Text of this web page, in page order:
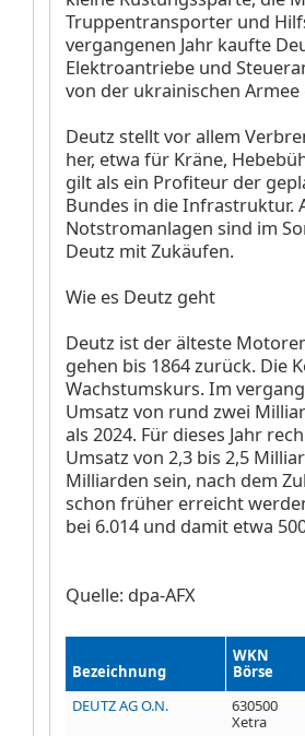
Truppentransporter und
vergangenen Jahr kaufte
Elektroantriebe und
von der ukrainischen
Deutz stellt vor allem
her, etwa für Kräne,
gilt als ein Profiteur der
Bundes in die Infrastruktur.
Notstromanlagen sind im
Deutz mit Zukäufen.
Wie es Deutz geht
Deutz ist der älteste
gehen bis 1864 zurück. Die
Wachstumskurs. Im
Umsatz von rund zwei
als 2024. Für dieses Jahr
Umsatz von 2,3 bis 2,5
Milliarden sein, nach dem
schon früher erreicht
bei 6.014 und damit etwa
Quelle: dpa-AFX
Bezeichnung
WKN
Börse
DEUTZ AG O.N.
630500
Xetra